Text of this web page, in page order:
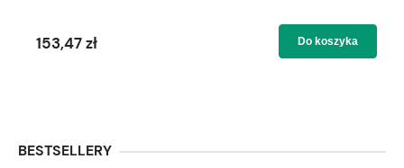
153,47 zł Do koszyka
BESTSELLERY